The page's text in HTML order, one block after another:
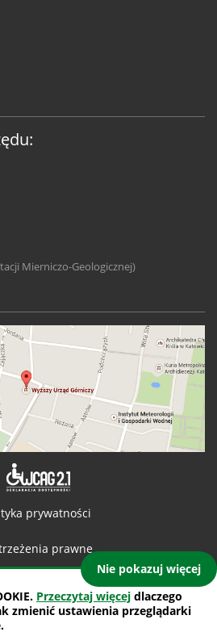
Przeczytaj więcej dlaczego
zmienić ustawienia przeglądarki
Nie pokazuj więcej
Mierniczo-Geologicznej)
prywatności
prawne
Mapa witryny